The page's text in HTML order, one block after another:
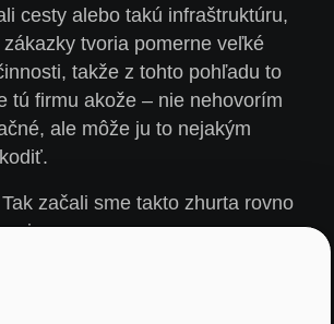
cesty alebo takú infraštruktúru,
tvoria pomerne veľké
takže z tohto pohľadu to
tú firmu akože – nie nehovorím
ale môže ju to nejakým
Tak začali sme takto zhurta rovno